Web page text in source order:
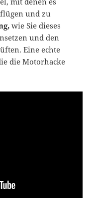
und zu
wie Sie dieses
und den
Eine echte
die Motorhacke